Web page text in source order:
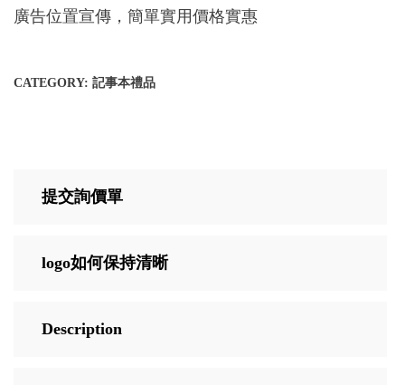
廣告位置宣傳，簡單實用價格實惠
CATEGORY: 記事本禮品
提交詢價單
logo如何保持清晰
Description